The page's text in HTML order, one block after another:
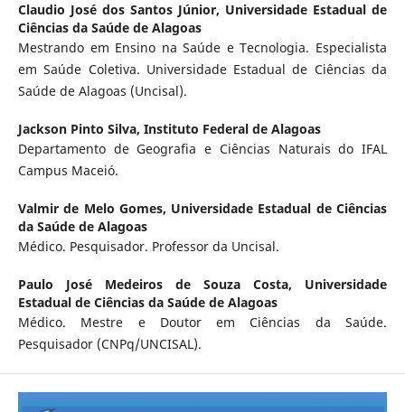
Claudio José dos Santos Júnior, Universidade Estadual de
Ciências da Saúde de Alagoas
Mestrando em Ensino na Saúde e Tecnologia. Especialista
em Saúde Coletiva. Universidade Estadual de Ciências da
Saúde de Alagoas (Uncisal).
Jackson Pinto Silva, Instituto Federal de Alagoas
Departamento de Geografia e Ciências Naturais do IFAL
Campus Maceió.
Valmir de Melo Gomes, Universidade Estadual de Ciências
da Saúde de Alagoas
Médico. Pesquisador. Professor da Uncisal.
Paulo José Medeiros de Souza Costa, Universidade
Estadual de Ciências da Saúde de Alagoas
Médico. Mestre e Doutor em Ciências da Saúde.
Pesquisador (CNPq/UNCISAL).